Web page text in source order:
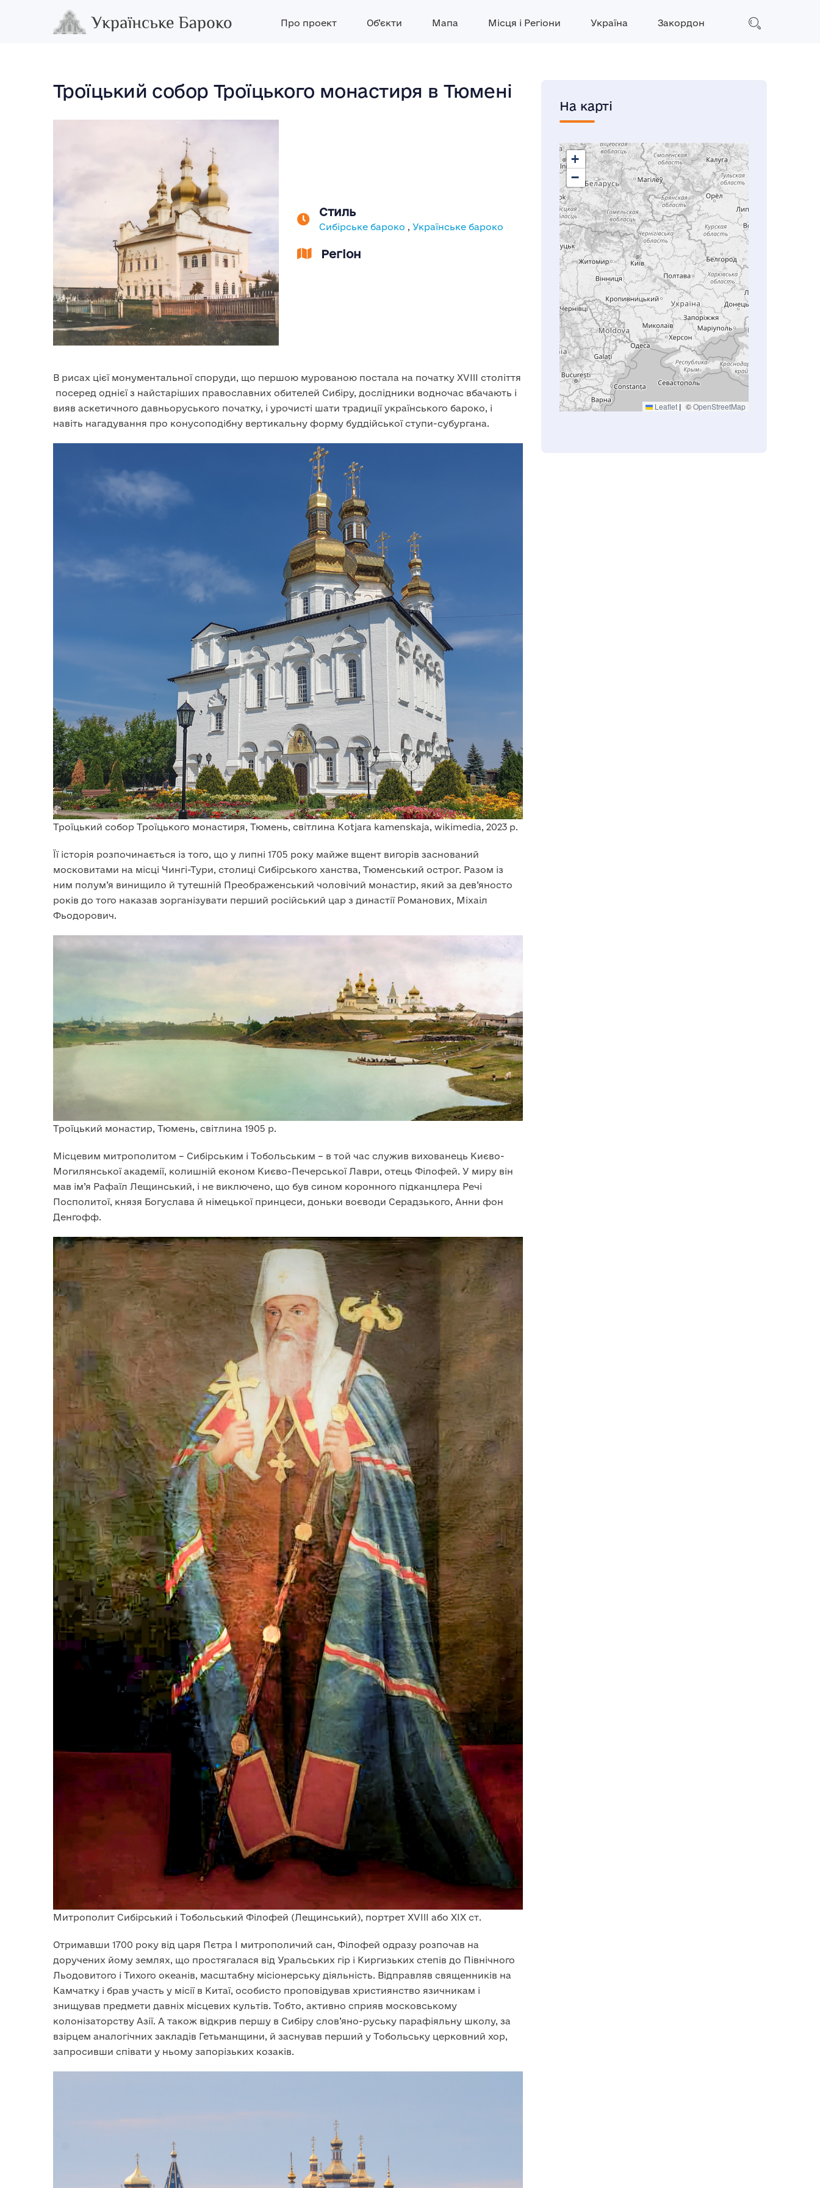
Про проект Об’єкти Мапа Місця і Регіони Україна Закордон
Троїцький собор Троїцького монастиря в Тюмені
Стиль
Сибірське бароко , Українське бароко
Регіон
В рисах цієї монументальної споруди, що першою мурованою постала на початку XVIII століття
посеред однієї з найстаріших православних обителей Сибіру, дослідники водночас вбачають і
вияв аскетичного давньоруського початку, і урочисті шати традиції українського бароко, і
навіть нагадування про конусоподібну вертикальну форму буддійської ступи-субургана.
Троїцький собор Троїцького монастиря, Тюмень, світлина Kotjara kamenskaja, wikimedia, 2023 р.
Її історія розпочинається із того, що у липні 1705 року майже вщент вигорів заснований
московитами на місці Чингі-Тури, столиці Сибірського ханства, Тюменський острог. Разом із
ним полум’я винищило й тутешній Преображенський чоловічий монастир, який за дев’яносто
років до того наказав зорганізувати перший російський цар з династії Романових, Міхаіл
Фьодорович.
Троїцький монастир, Тюмень, світлина 1905 р.
Місцевим митрополитом – Сибірським і Тобольським – в той час служив вихованець Києво-
Могилянської академії, колишній економ Києво-Печерської Лаври, отець Філофей. У миру він
мав ім’я Рафаїл Лещинський, і не виключено, що був сином коронного підканцлера Речі
Посполитої, князя Богуслава й німецької принцеси, доньки воєводи Серадзького, Анни фон
Денгофф.
Митрополит Сибірський і Тобольський Філофей (Лещинський), портрет XVIII або XIX ст.
Отримавши 1700 року від царя Пєтра I митрополичий сан, Філофей одразу розпочав на
доручених йому землях, що простягалася від Уральських гір і Киргизьких степів до Північного
Льодовитого і Тихого океанів, масштабну місіонерську діяльність. Відправляв священників на
Камчатку і брав участь у місії в Китаї, особисто проповідував християнство язичникам і
знищував предмети давніх місцевих культів. Тобто, активно сприяв московському
колонізаторству Азії. А також відкрив першу в Сибіру слов’яно-руську парафіяльну школу, за
взірцем аналогічних закладів Гетьманщини, й заснував перший у Тобольську церковний хор,
запросивши співати у ньому запорізьких козаків.
На карті
+
−
Leaflet | ©OpenStreetMap